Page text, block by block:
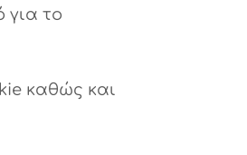
για το
καθώς και